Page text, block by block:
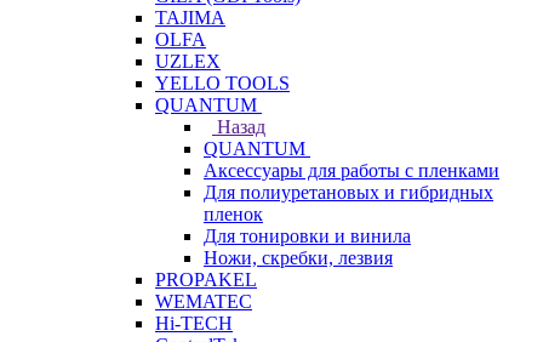
TAJIMA
OLFA
UZLEX
YELLO TOOLS
QUANTUM
Назад
QUANTUM
Аксессуары для работы с пленками
Для полиуретановых и гибридных
пленок
Для тонировки и винила
Ножи, скребки, лезвия
PROPAKEL
WEMATEC
Hi-TECH